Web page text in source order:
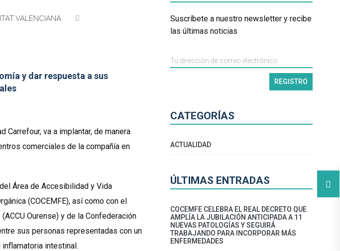
VALENCIANA
y dar respuesta a sus
Carrefour, va a implantar, de manera
comerciales de la compañía en
Área de Accesibilidad y Vida
(COCEMFE), así como con el
Ourense) y de la Confederación
sus personas representadas con un
intestinal.
Suscríbete a nuestro newsletter y recibe
las últimas noticias
CATEGORÍAS
ACTUALIDAD
ÚLTIMAS ENTRADAS
COCEMFE CELEBRA EL REAL DECRETO QUE
AMPLÍA LA JUBILACIÓN ANTICIPADA A 11
NUEVAS PATOLOGÍAS Y SEGUIRÁ
TRABAJANDO PARA INCORPORAR MÁS
ENFERMEDADES